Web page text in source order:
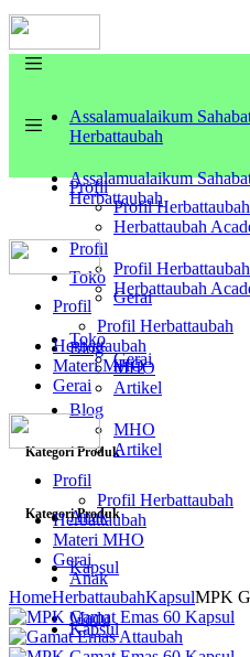
Assalamualaikum
Herbattaubah
Profil
Profil Herbattaubah
Herbattaubah
Toko
Gerai
Blog
MHO
Artikel
Kategori Produk
Anak
Kapsul
Madu
Assalamualaikum
Herbattaubah
Profil
Profil Herbattaubah
Herbattaubah
Toko
Gerai
Blog
MHO
Artikel
Kategori Produk
Anak
Kapsul
Profil
Profil Herbattaubah
Herbattaubah
Materi MHO
Gerai
Profil
Profil Herbattaubah
Herbattaubah
Materi MHO
Gerai
HomeHerbattaubahKapsulMPK